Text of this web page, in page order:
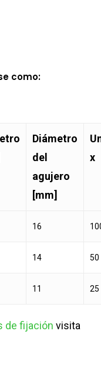
como:
Diámetro
del
agujero
[mm]
x
16
14 50
11 25
de fijación visita